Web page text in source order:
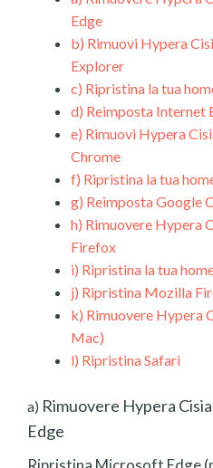
Edge
b) Rimuovi Hypera
Explorer
c) Ripristina la tua
d) Reimposta Internet
e) Rimuovi Hypera
Chrome
f) Ripristina la tua
g) Reimposta Google
h) Rimuovere Hypera
Firefox
i) Ripristina la tua
j) Ripristina Mozilla
k) Rimuovere Hypera
Mac)
l) Ripristina Safari
a) Rimuovere Hypera
Edge